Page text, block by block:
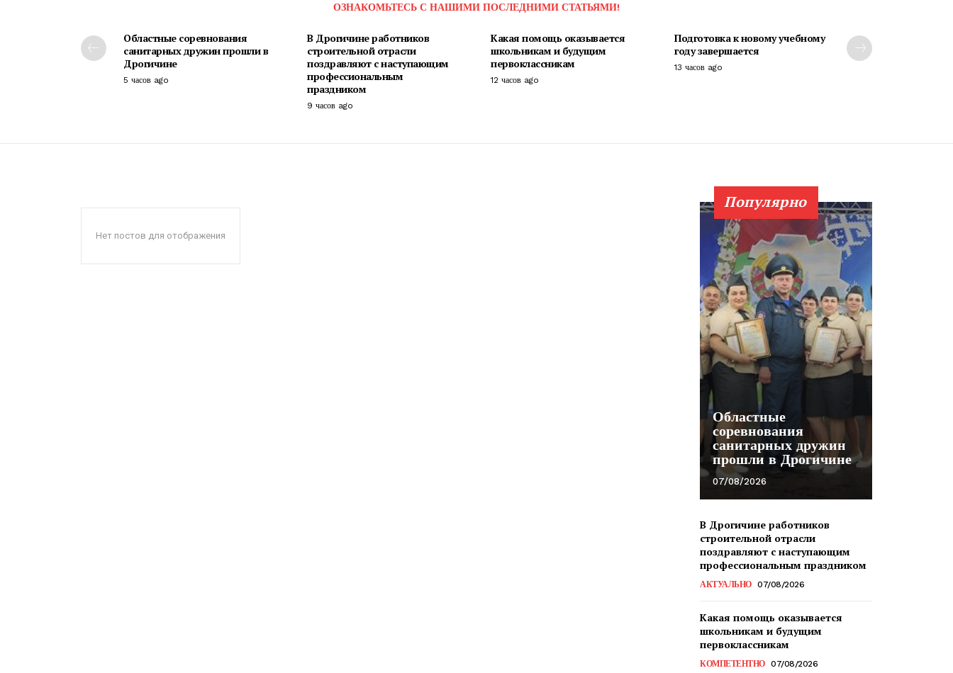
ОЗНАКОМЬТЕСЬ С НАШИМИ ПОСЛЕДНИМИ СТАТЬЯМИ!
Областные соревнования
санитарных дружин прошли в
Дрогичине
5 часов ago
В Дрогичине работников
строительной отрасли
поздравляют с наступающим
профессиональным
праздником
9 часов ago
Какая помощь оказывается
школьникам и будущим
первоклассникам
12 часов ago
Подготовка к новому учебному
году завершается
13 часов ago
Нет постов для отображения
Популярно
Областные
соревнования
санитарных дружин
прошли в Дрогичине
07/08/2026
В Дрогичине работников
строительной отрасли
поздравляют с наступающим
профессиональным праздником
АКТУАЛЬНО 07/08/2026
Какая помощь оказывается
школьникам и будущим
первоклассникам
КОМПЕТЕНТНО 07/08/2026